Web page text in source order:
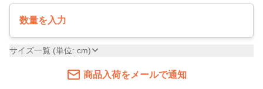
数量を入力
サイズ一覧 (単位: cm)
商品入荷をメールで通知